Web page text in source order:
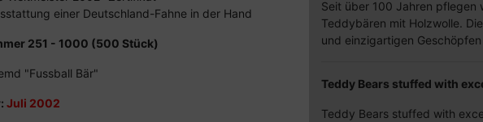
einer Deutschland-Fahne in der Hand
251 - 1000 (500 Stück)
"Fussball Bär"
Juli 2002
Seit über 100 Jahren pflegen
Teddybären mit Holzwolle.
und einzigartigen
Teddy Bears stuffed with
Teddy Bears stuffed with